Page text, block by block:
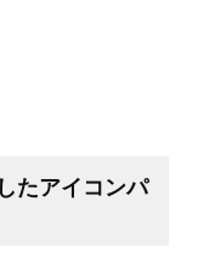
たアイコンパ